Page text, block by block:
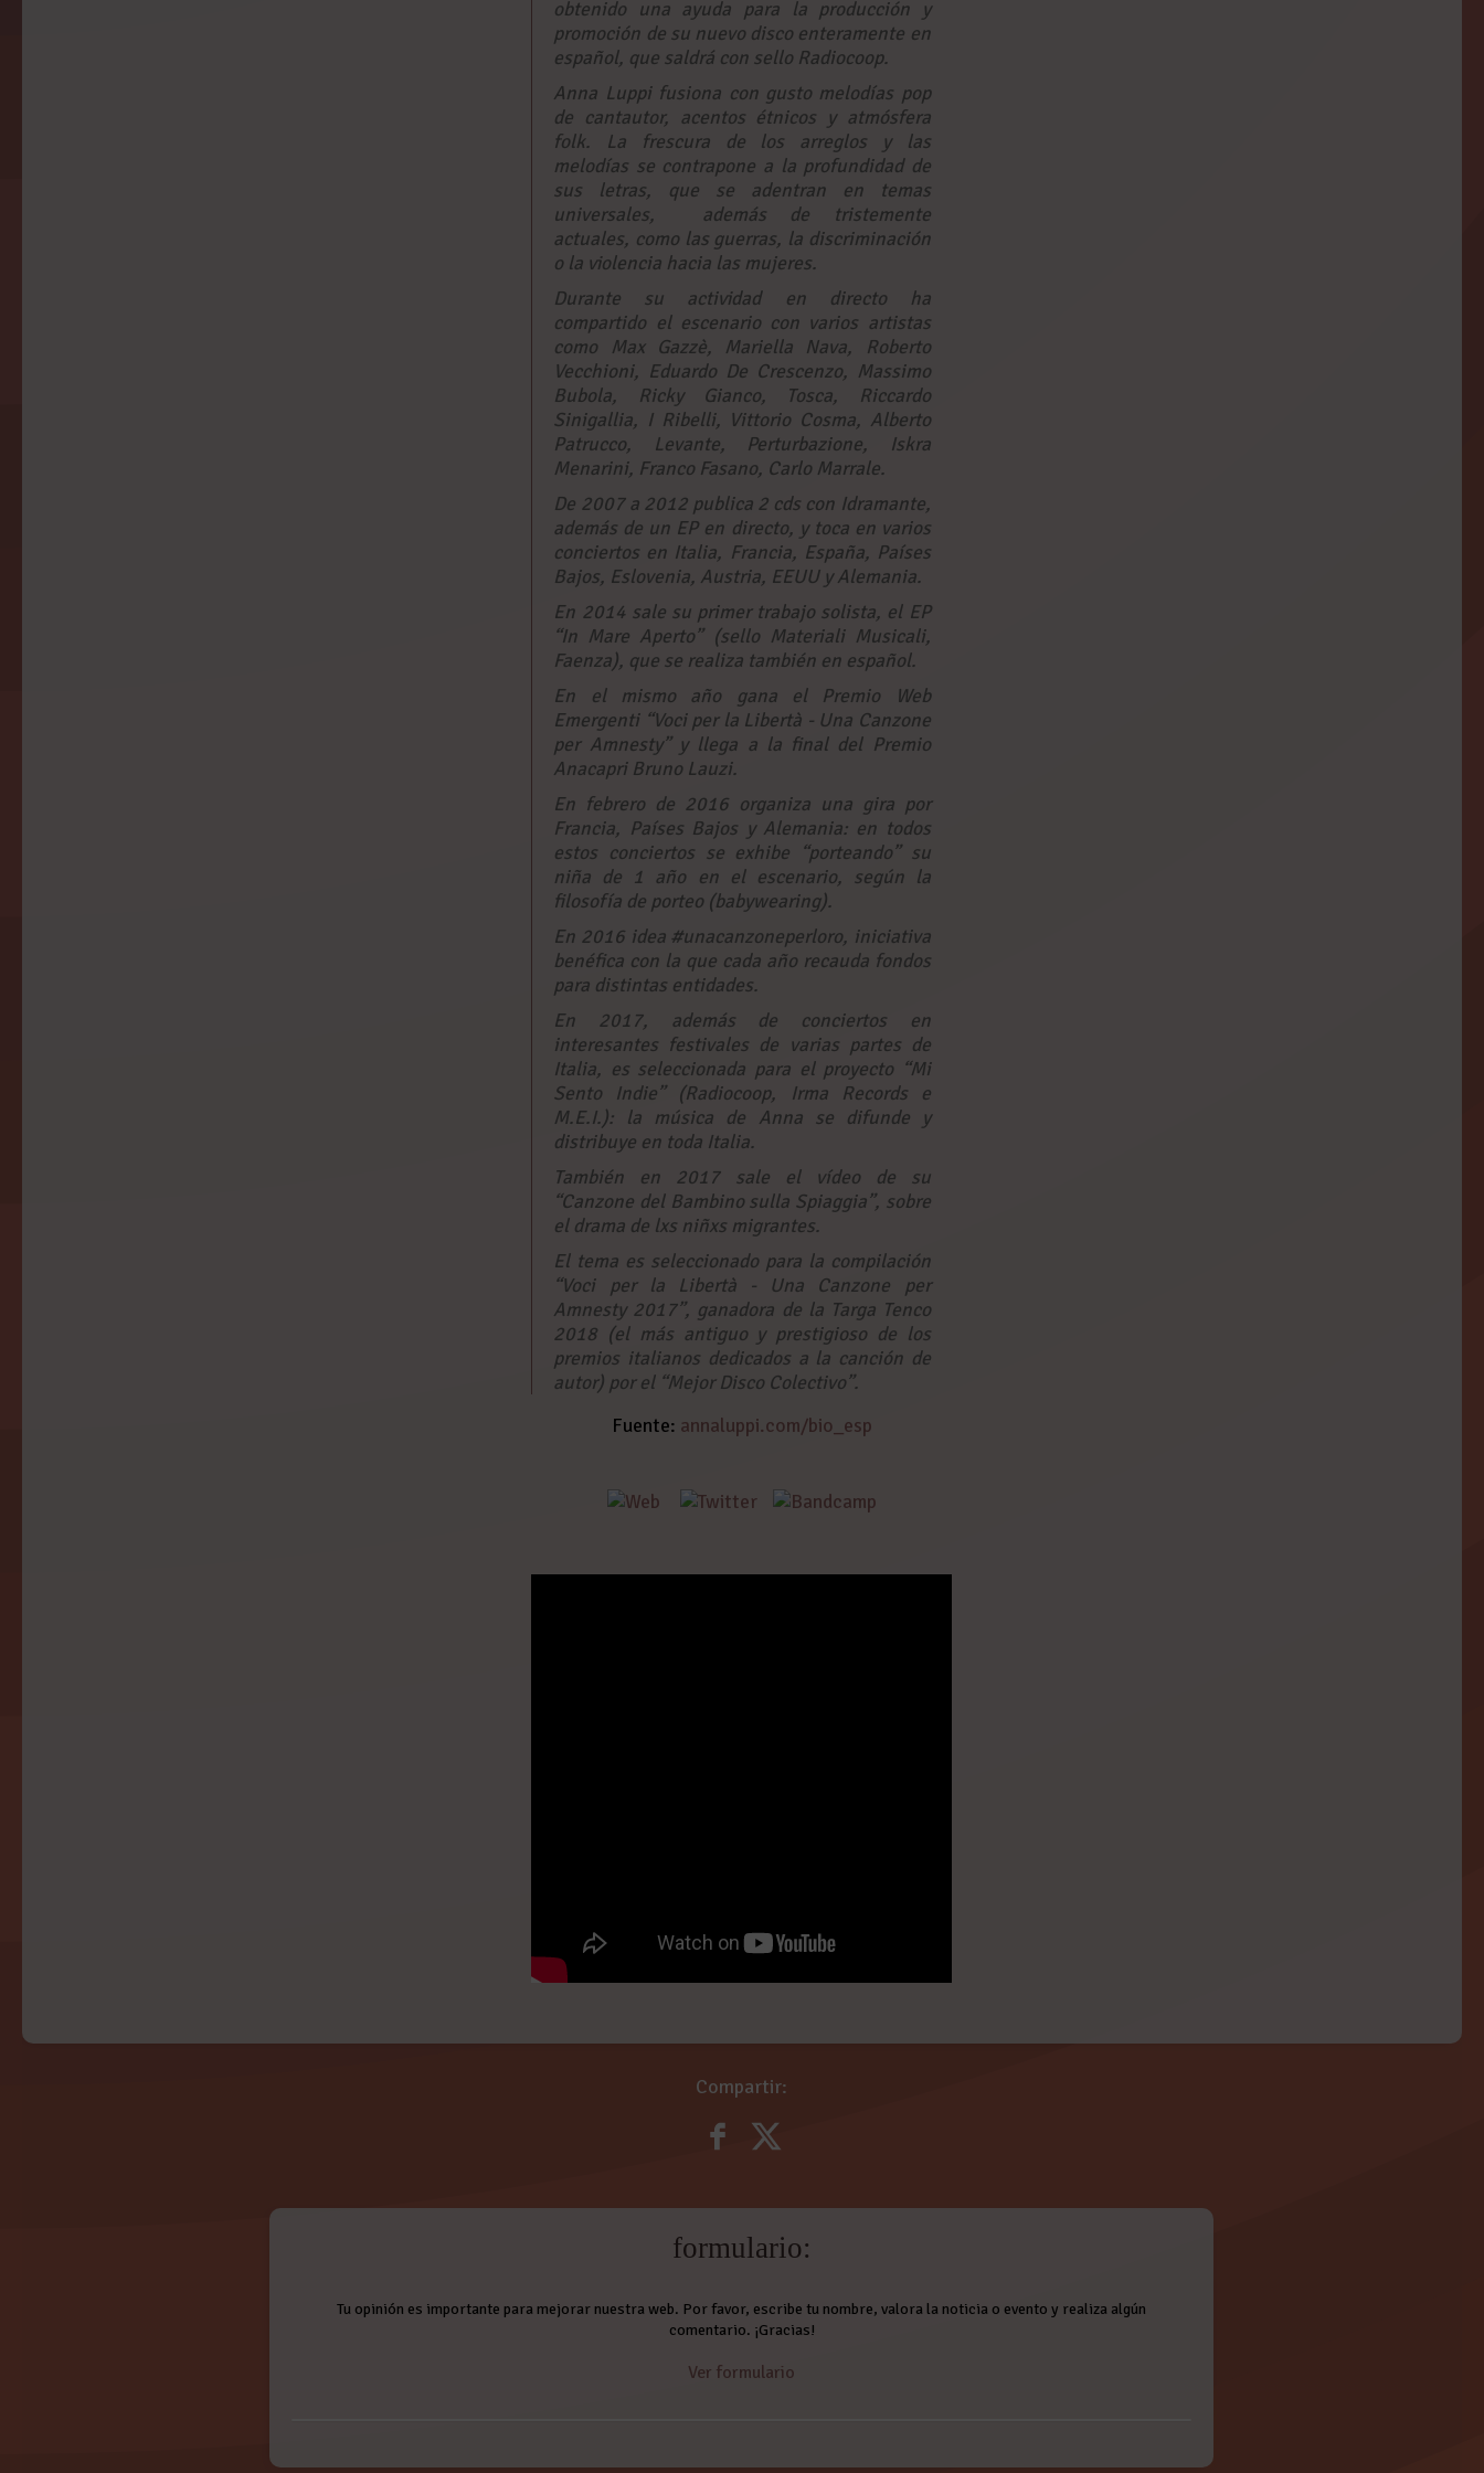
obtenido una ayuda para la producción y
promoción de su nuevo disco enteramente en
español, que saldrá con sello Radiocoop.
Anna Luppi fusiona con gusto melodías pop
de cantautor, acentos étnicos y atmósfera
folk. La frescura de los arreglos y las
melodías se contrapone a la profundidad de
sus letras, que se adentran en temas
universales, además de tristemente
actuales, como las guerras, la discriminación
o la violencia hacia las mujeres.
Durante su actividad en directo ha
compartido el escenario con varios artistas
como Max Gazzè, Mariella Nava, Roberto
Vecchioni, Eduardo De Crescenzo, Massimo
Bubola, Ricky Gianco, Tosca, Riccardo
Sinigallia, I Ribelli, Vittorio Cosma, Alberto
Patrucco, Levante, Perturbazione, Iskra
Menarini, Franco Fasano, Carlo Marrale.
De 2007 a 2012 publica 2 cds con Idramante,
además de un EP en directo, y toca en varios
conciertos en Italia, Francia, España, Países
Bajos, Eslovenia, Austria, EEUU y Alemania.
En 2014 sale su primer trabajo solista, el EP
“In Mare Aperto” (sello Materiali Musicali,
Faenza), que se realiza también en español.
En el mismo año gana el Premio Web
Emergenti “Voci per la Libertà - Una Canzone
per Amnesty” y llega a la final del Premio
Anacapri Bruno Lauzi.
En febrero de 2016 organiza una gira por
Francia, Países Bajos y Alemania: en todos
estos conciertos se exhibe “porteando” su
niña de 1 año en el escenario, según la
filosofía de porteo (babywearing).
En 2016 idea #unacanzoneperloro, iniciativa
benéfica con la que cada año recauda fondos
para distintas entidades.
En 2017, además de conciertos en
interesantes festivales de varias partes de
Italia, es seleccionada para el proyecto “Mi
Sento Indie” (Radiocoop, Irma Records e
M.E.I.): la música de Anna se difunde y
distribuye en toda Italia.
También en 2017 sale el vídeo de su
“Canzone del Bambino sulla Spiaggia”, sobre
el drama de lxs niñxs migrantes.
El tema es seleccionado para la compilación
“Voci per la Libertà - Una Canzone per
Amnesty 2017”, ganadora de la Targa Tenco
2018 (el más antiguo y prestigioso de los
premios italianos dedicados a la canción de
autor) por el “Mejor Disco Colectivo”.
Fuente: annaluppi.com/bio_esp
Compartir:
formulario:
Tu opinión es importante para mejorar nuestra web. Por favor, escribe tu nombre, valora la noticia o evento y realiza algún
comentario. ¡Gracias!
Ver formulario